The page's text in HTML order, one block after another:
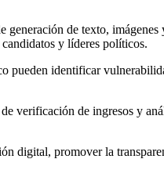
generación de texto, imágenes
y líderes políticos.
pueden identificar
verificación de ingresos y
digital, promover la